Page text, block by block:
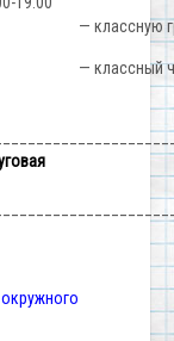
— классную
— классный